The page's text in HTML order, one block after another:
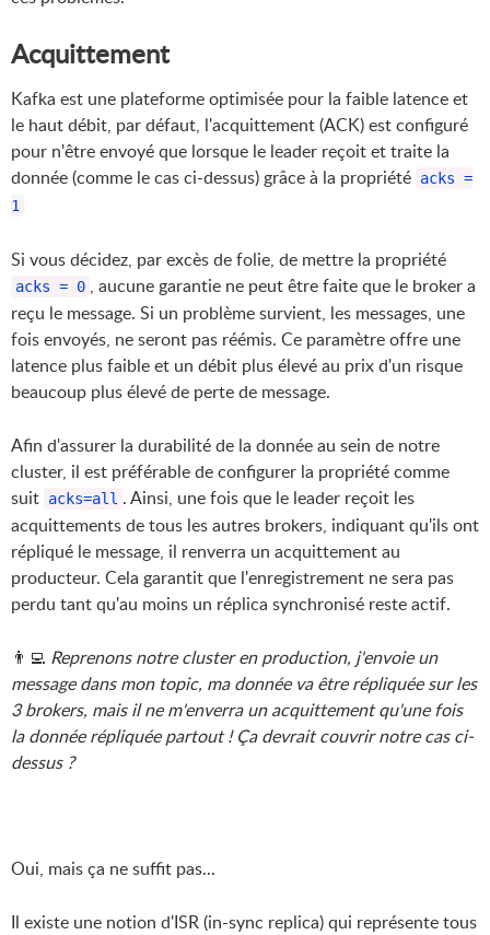
Acquittement
Kafka est une plateforme optimisée pour la faible latence et
le haut débit, par défaut, l'acquittement (ACK) est configuré
pour n'être envoyé que lorsque le leader reçoit et traite la
donnée (comme le cas ci-dessus) grâce à la propriété acks =
1
Si vous décidez, par excès de folie, de mettre la propriété
acks = 0 , aucune garantie ne peut être faite que le broker a
reçu le message. Si un problème survient, les messages, une
fois envoyés, ne seront pas réémis. Ce paramètre offre une
latence plus faible et un débit plus élevé au prix d'un risque
beaucoup plus élevé de perte de message.
Afin d'assurer la durabilité de la donnée au sein de notre
cluster, il est préférable de configurer la propriété comme
suit acks=all . Ainsi, une fois que le leader reçoit les
acquittements de tous les autres brokers, indiquant qu'ils ont
répliqué le message, il renverra un acquittement au
producteur. Cela garantit que l'enregistrement ne sera pas
perdu tant qu'au moins un réplica synchronisé reste actif.
👨‍💻 Reprenons notre cluster en production, j'envoie un
message dans mon topic, ma donnée va être répliquée sur les
3 brokers, mais il ne m'enverra un acquittement qu'une fois
la donnée répliquée partout ! Ça devrait couvrir notre cas ci-
dessus ?
Oui, mais ça ne suffit pas...
Il existe une notion d'ISR (in-sync replica) qui représente tous